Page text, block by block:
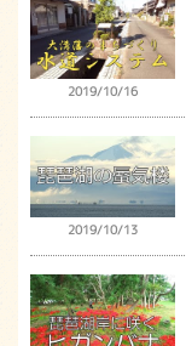
2019/10/16
2019/10/13